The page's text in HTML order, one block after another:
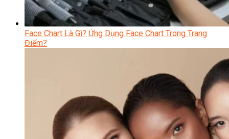
Face Chart Là Gì? Ứng Dụng Face Chart Trong Trang
Điểm?